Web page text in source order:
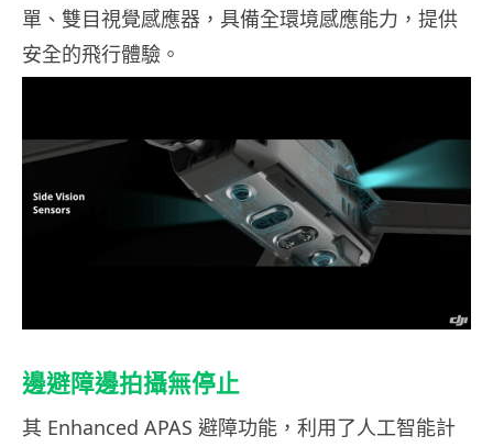
單、雙目視覺感應器，具備全環境感應能力，提供
安全的飛行體驗。
邊避障邊拍攝無停止
其 Enhanced APAS 避障功能，利用了人工智能計